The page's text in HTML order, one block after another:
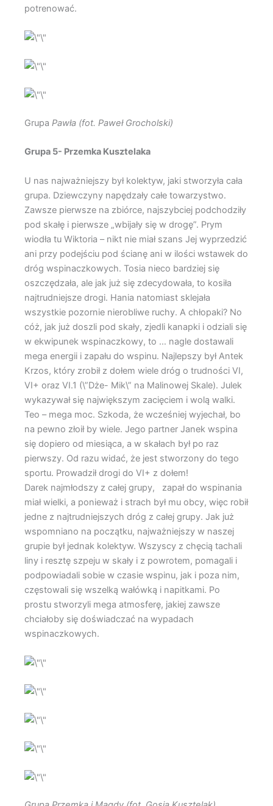
potrenować.
Grupa Pawła (fot. Paweł Grocholski)
Grupa 5- Przemka Kusztelaka
U nas najważniejszy był kolektyw, jaki stworzyła cała
grupa. Dziewczyny napędzały całe towarzystwo.
Zawsze pierwsze na zbiórce, najszybciej podchodziły
pod skałę i pierwsze „wbijały się w drogę”. Prym
wiodła tu Wiktoria – nikt nie miał szans Jej wyprzedzić
ani przy podejściu pod ścianę ani w ilości wstawek do
dróg wspinaczkowych. Tosia nieco bardziej się
oszczędzała, ale jak już się zdecydowała, to kosiła
najtrudniejsze drogi. Hania natomiast sklejała
wszystkie pozornie nierobliwe ruchy. A chłopaki? No
cóż, jak już doszli pod skały, zjedli kanapki i odziali się
w ekwipunek wspinaczkowy, to … nagle dostawali
mega energii i zapału do wspinu. Najlepszy był Antek
Krzos, który zrobił z dołem wiele dróg o trudności VI,
VI+ oraz VI.1 (\”Dże- Mik\” na Malinowej Skale). Julek
wykazywał się największym zacięciem i wolą walki.
Teo – mega moc. Szkoda, że wcześniej wyjechał, bo
na pewno złoił by wiele. Jego partner Janek wspina
się dopiero od miesiąca, a w skałach był po raz
pierwszy. Od razu widać, że jest stworzony do tego
sportu. Prowadził drogi do VI+ z dołem!
Darek najmłodszy z całej grupy, zapał do wspinania
miał wielki, a ponieważ i strach był mu obcy, więc robił
jedne z najtrudniejszych dróg z całej grupy. Jak już
wspomniano na początku, najważniejszy w naszej
grupie był jednak kolektyw. Wszyscy z chęcią tachali
liny i resztę szpeju w skały i z powrotem, pomagali i
podpowiadali sobie w czasie wspinu, jak i poza nim,
częstowali się wszelką wałówką i napitkami. Po
prostu stworzyli mega atmosferę, jakiej zawsze
chciałoby się doświadczać na wypadach
wspinaczkowych.